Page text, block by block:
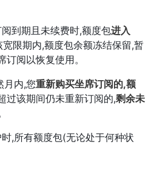
到期且未续费时,额度包进入
宽限期内,额度包余额冻结保留,暂
阅以恢复使用。
月内,您重新购买坐席订阅的,额
过该期间仍未重新订阅的,剩余未
,所有额度包(无论处于何种状